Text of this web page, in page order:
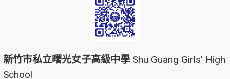
新竹市私立曙光女子高級中學 Shu Guang Girls’ High
School